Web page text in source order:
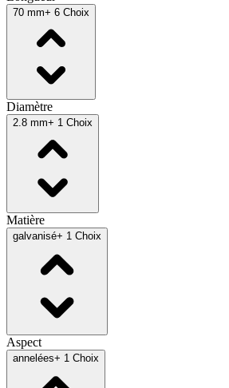
70 mm+ 6 Choix
Diamètre
2.8 mm+ 1 Choix
Matière
galvanisé+ 1 Choix
Aspect
annelées+ 1 Choix